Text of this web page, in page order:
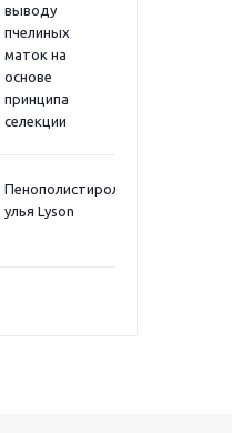
выводу
пчелиных
маток на
основе
принципа
селекции
Пенополистиролные
улья Lyson